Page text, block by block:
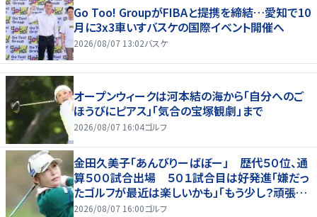
Go Too! GroupがFIBAと提携を締結…愛知で10
月に3x3車いすバスケの国際イベント開催へ
2026/08/07 13:02バスケ
オープンウィークは河本結の海から「自分へのご
ほうびにピアス」「気合の宝塚観劇」まで
2026/08/07 16:04ゴルフ
金田久美子「あんびりーばぼー」 歴代５０位、通
算５００試合出場 ５０１試合目は好発進「嫌だっ
たゴルフが最近は楽しいかも」「もう少し？頑張り
たいな」
2026/08/07 16:00ゴルフ